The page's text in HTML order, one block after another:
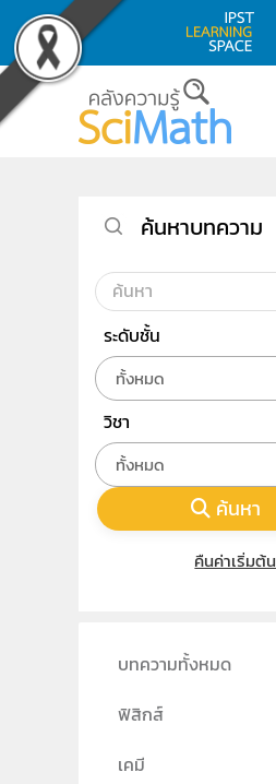
Skip to main content
ค้นหาบทความ
ระดับชั้น
ทั้งหมด
วิชา
ทั้งหมด
ค้นหา
คืนค่าเริ่มต้น
บทความทั้งหมด
ฟิสิกส์
เคมี